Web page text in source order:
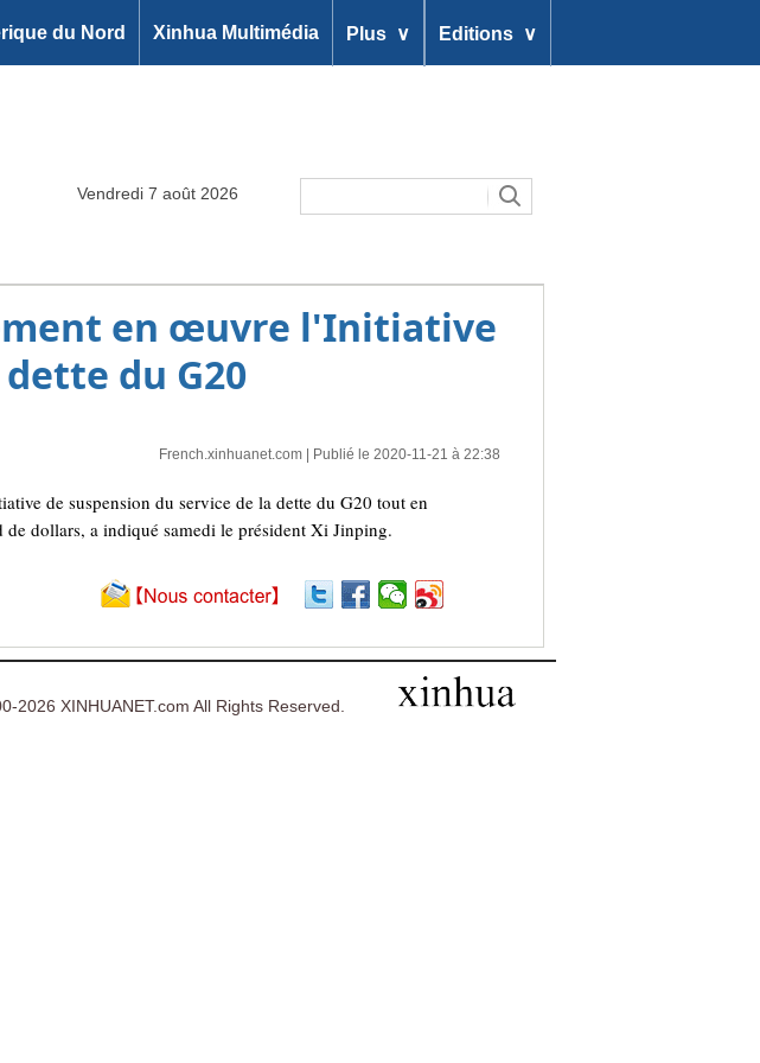
du Nord Xinhua Multimédia Plus ∨ Editions ∨
Vendredi 7 août 2026
en œuvre l'Initiative
du G20
French.xinhuanet.com| Publié le 2020-11-21 à 22:38
de suspension du service de la dette du G20 tout en
dollars, a indiqué samedi le président Xi Jinping.
2026 XINHUANET.com All Rights Reserved.